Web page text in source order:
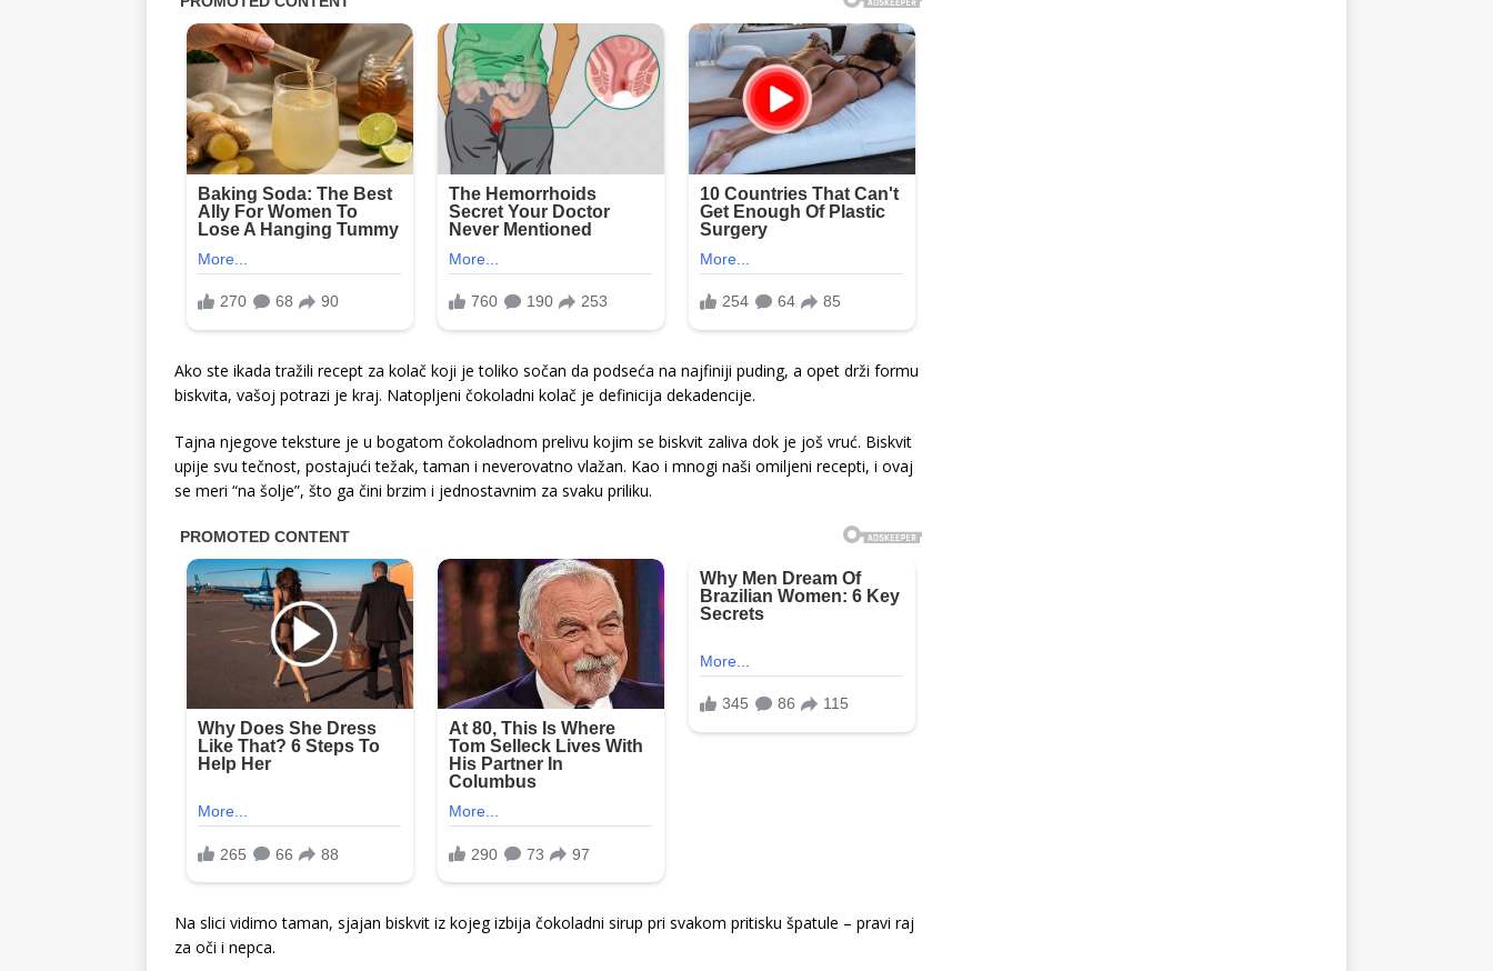
Ako ste ikada tražili recept za kolač koji je toliko sočan da podseća na najfiniji puding, a opet drži formu
biskvita, vašoj potrazi je kraj. Natopljeni čokoladni kolač je definicija dekadencije.
Tajna njegove teksture je u bogatom čokoladnom prelivu kojim se biskvit zaliva dok je još vruć. Biskvit
upije svu tečnost, postajući težak, taman i neverovatno vlažan. Kao i mnogi naši omiljeni recepti, i ovaj
se meri “na šolje”, što ga čini brzim i jednostavnim za svaku priliku.
Na slici vidimo taman, sjajan biskvit iz kojeg izbija čokoladni sirup pri svakom pritisku špatule – pravi raj
za oči i nepca.